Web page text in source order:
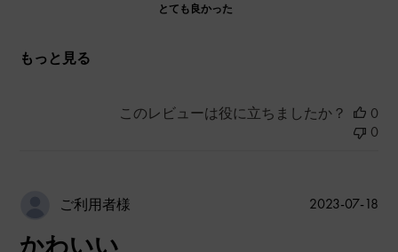
とても良かった
もっと見る
このレビューは役に立ちましたか？
0
0
ご利用者様
かわいい
公
2023-07-18